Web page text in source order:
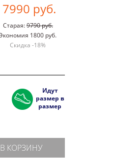
7990 руб.
Старая:9790 руб.
1800 руб.
Скидка -18%
Идут
размер в
размер
В КОРЗИНУ